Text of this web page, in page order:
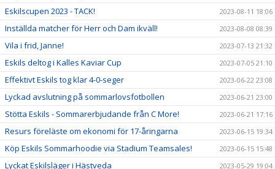
Eskilscupen 2023 - TACK! 2023-08-11 18:06
Inställda matcher för Herr och Dam ikväll! 2023-08-08 08:39
Vila i frid, Janne! 2023-07-13 21:32
Eskils deltog i Kalles Kaviar Cup 2023-07-05 21:10
Effektivt Eskils tog klar 4-0-seger 2023-06-22 23:08
Lyckad avslutning på sommarlovsfotbollen 2023-06-21 23:00
Stötta Eskils - Sommarerbjudande från C More! 2023-06-21 17:16
Resurs föreläste om ekonomi för 17-åringarna 2023-06-15 19:34
Köp Eskils Sommarhoodie via Stadium Teamsales! 2023-06-15 15:48
Lyckat Eskilsläger i Hästveda 2023-05-29 19:04